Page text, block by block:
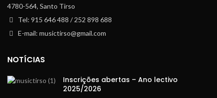
4780-564, Santo Tirso
Tel: 915 646 488 / 252 898 688
E-mail: musictirso@gmail.com
NOTÍCIAS
Inscrições abertas – Ano lectivo
2025/2026